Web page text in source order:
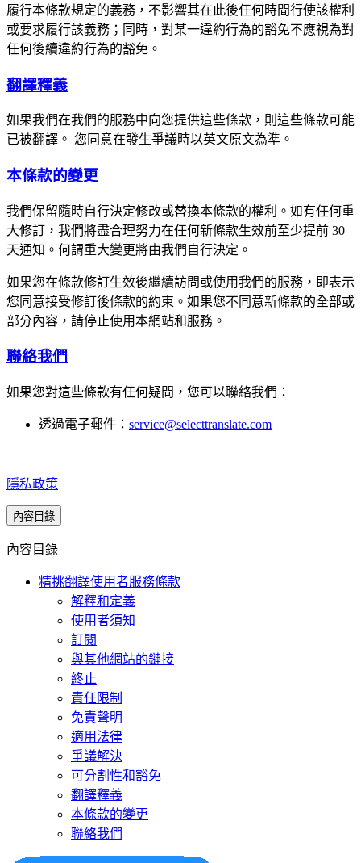
履行本條款規定的義務，不影響其在此後任何時間行使該權利
或要求履行該義務；同時，對某一違約行為的豁免不應視為對
任何後續違約行為的豁免。
翻譯釋義
如果我們在我們的服務中向您提供這些條款，則這些條款可能
已被翻譯。 您同意在發生爭議時以英文原文為準。
本條款的變更
我們保留隨時自行決定修改或替換本條款的權利。如有任何重
大修訂，我們將盡合理努力在任何新條款生效前至少提前 30
天通知。何謂重大變更將由我們自行決定。
如果您在條款修訂生效後繼續訪問或使用我們的服務，即表示
您同意接受修訂後條款的約束。如果您不同意新條款的全部或
部分內容，請停止使用本網站和服務。
聯絡我們
如果您對這些條款有任何疑問，您可以聯絡我們：
透過電子郵件： service@selecttranslate.com
隱私政策
內容目錄
內容目錄
精挑翻譯使用者服務條款
解釋和定義
使用者須知
訂閱
與其他網站的鏈接
終止
責任限制
免責聲明
適用法律
爭議解決
可分割性和豁免
翻譯釋義
本條款的變更
聯絡我們